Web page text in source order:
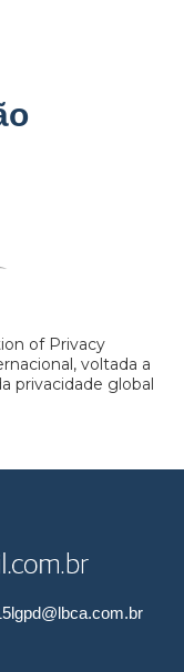
of Privacy
voltada a
privacidade global
lgpd@lbca.com.br